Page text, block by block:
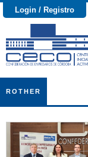
Login / Registro
ROTHER